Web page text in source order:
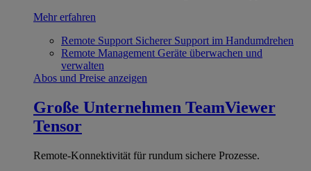
Mehr erfahren
Remote Support Sicherer Support im Handumdrehen
Remote Management Geräte überwachen und
verwalten
Abos und Preise anzeigen
Große Unternehmen TeamViewer
Tensor
Remote-Konnektivität für rundum sichere Prozesse.